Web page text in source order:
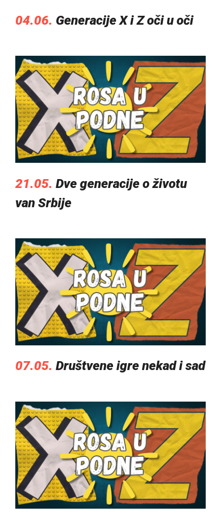
04.06. Generacije X i Z oči u oči
21.05. Dve generacije o životu
van Srbije
07.05. Društvene igre nekad i sad